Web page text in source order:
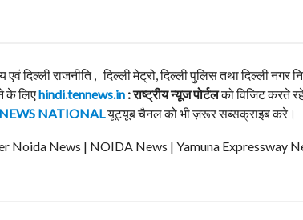
एवं दिल्ली राजनीति , दिल्ली मेट्रो, दिल्ली पुलिस तथा दिल्ली नगर
के लिएhindi.tennews.in : राष्ट्रीय न्यूज पोर्टलको विजिट करते
NATIONAL यूट्यूब चैनल को भी ज़रूर सब्सक्राइब करे।
Noida News | NOIDA News | Yamuna Expressway